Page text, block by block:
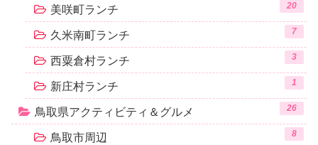
美咲町ランチ 20
久米南町ランチ 7
西粟倉村ランチ 3
新庄村ランチ 1
鳥取県アクティビティ＆グルメ 26
鳥取市周辺 8